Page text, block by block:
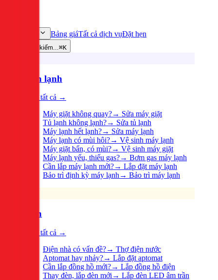
Bảng giáTất cả dịch vụĐặt hẹn
Tìm kiếm...⌘K
Điện lạnh
Xem tất cả →
Máy giặt không quay?→ Sửa máy giặt
Tủ lạnh không lạnh?→ Sửa tủ lạnh
Máy lạnh hết lạnh?→ Sửa máy lạnh
Máy lạnh có mùi hôi?→ Vệ sinh máy lạnh
Máy giặt bẩn, có mùi?→ Vệ sinh máy giặt
Máy lạnh yếu, thiếu gas?→ Bơm gas máy lạnh
Cần lắp máy lạnh mới?→ Lắp đặt máy lạnh
Bảo trì định kỳ máy lạnh→ Bảo trì máy lạnh
Điện
Xem tất cả →
Điện nhà có vấn đề?→ Thợ điện nước
Aptomat hay nhảy?→ Lắp đặt aptomat
Cần lắp đồng hồ mới?→ Lắp đồng hồ điện
Thay đèn, lắp đèn mới → Lắp đèn LED âm trần